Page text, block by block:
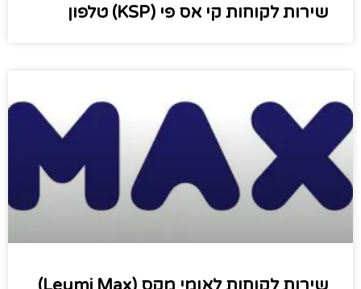
שירות לקוחות קי אס פי (KSP) טלפון